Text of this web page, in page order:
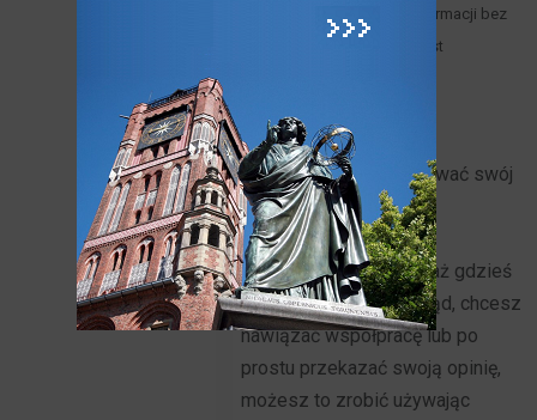
fragmentach zawartych informacji bez
zgody Wydawcy Serwisu jest
Jeżeli chcesz opublikować swój
artykuł lub napisać do
Toruńskiego Portalu
Turystycznego ponieważ gdzieś
do tekstu wkradł się błąd, chcesz
nawiązać współpracę lub po
prostu przekazać swoją opinię,
możesz to zrobić używając